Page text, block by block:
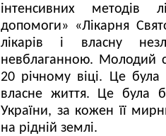
інтенсивних методів
допомоги» «Лікарня
лікарів і власну
невблаганною. Молодий
20 річному віці. Це
власне життя. Це була
України, за кожен її
на рідній землі.